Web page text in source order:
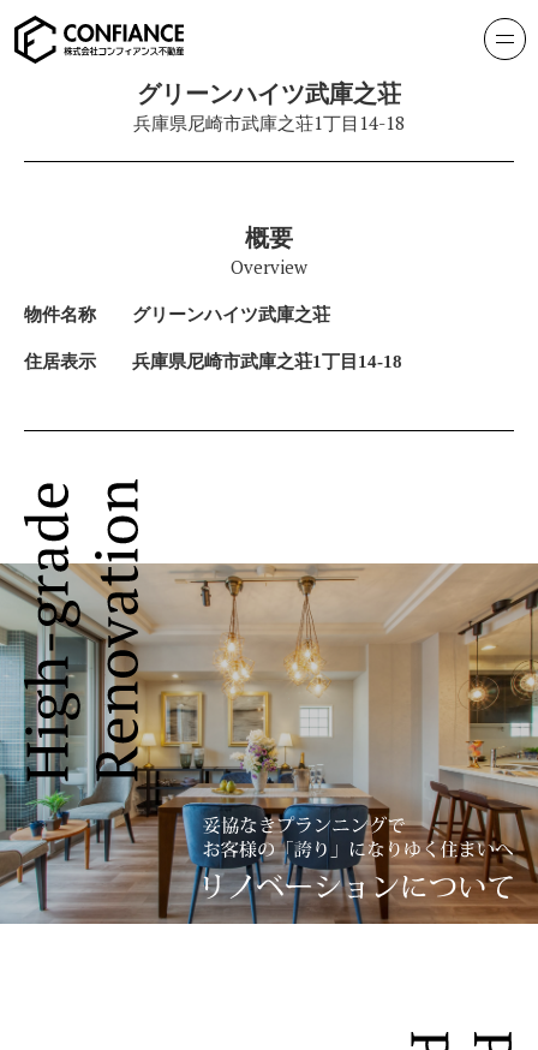
グリーンハイツ武庫之荘
兵庫県尼崎市武庫之荘1丁目14-18
概要
Overview
物件名称 グリーンハイツ武庫之荘
住居表示 兵庫県尼崎市武庫之荘1丁目14-18